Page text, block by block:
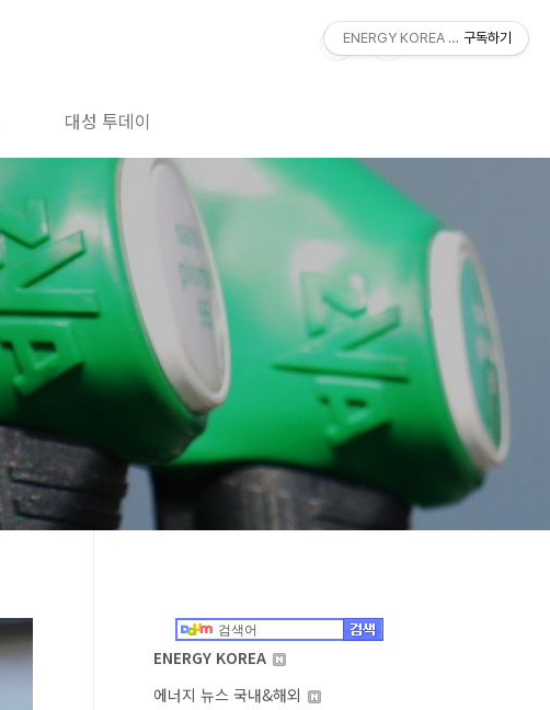
대성 투데이
ENERGY KOREA
에너지 뉴스 국내&해외
ENERGY KOREA With DAESUNG
구독하기